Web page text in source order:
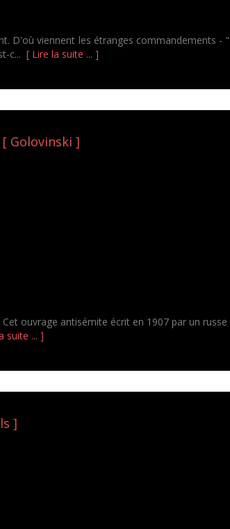
D'où viennent les étranges commandements
c... [ Lire la suite ... ]
[ Golovinski ]
ouvrage antisémite écrit en 1907 par un
suite ... ]
]